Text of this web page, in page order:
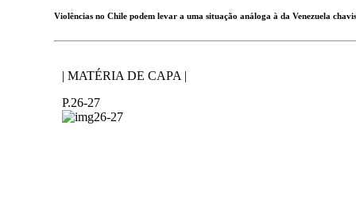
Violências no Chile podem levar a uma situação análoga à da Venezuela
| MATÉRIA DE CAPA |
P.26-27